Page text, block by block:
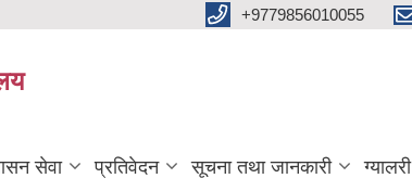
+9779856010055
सेवा प्रतिवेदन सूचना तथा जानकारी ग्यालरी